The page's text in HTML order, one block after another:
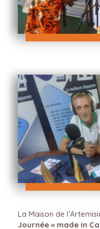
La Maison de
Journée « made in